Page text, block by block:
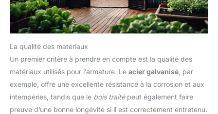
La qualité des matériaux
Un premier critère à prendre en compte est la qualité des
matériaux utilisés pour l’armature. Le acier galvanisé , par
exemple, offre une excellente résistance à la corrosion et aux
intempéries, tandis que le bois traitépeut également faire
preuve d’une bonne longévité si il est correctement entretenu.